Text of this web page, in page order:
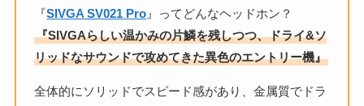
『SIVGA SV021 Pro 』ってどんなヘッドホン？
『SIVGAらしい温かみの片鱗を残しつつ、ドライ&ソ
リッドなサウンドで攻めてきた異色のエントリー機』
全体的にソリッドでスピード感があり、金属質でドラ